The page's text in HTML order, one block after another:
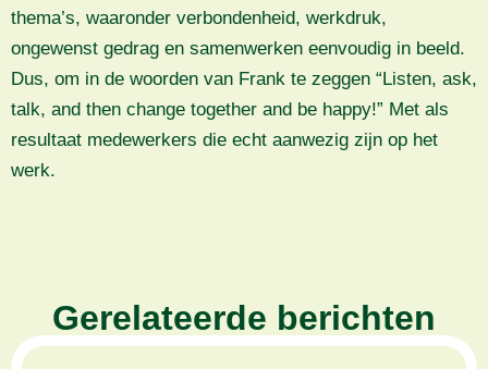
thema’s, waaronder verbondenheid, werkdruk,
ongewenst gedrag en samenwerken eenvoudig in beeld.
Dus, om in de woorden van Frank te zeggen “Listen, ask,
talk, and then change together and be happy!” Met als
resultaat medewerkers die echt aanwezig zijn op het
werk.
Gerelateerde berichten